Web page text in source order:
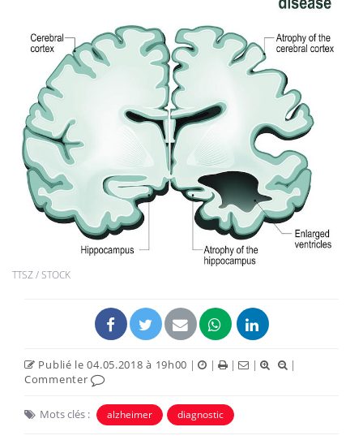
TTSZ / STOCK
Publié le 04.05.2018 à 19h00 | | | |
|
Commenter
Mots clés : alzheimer diagnostic